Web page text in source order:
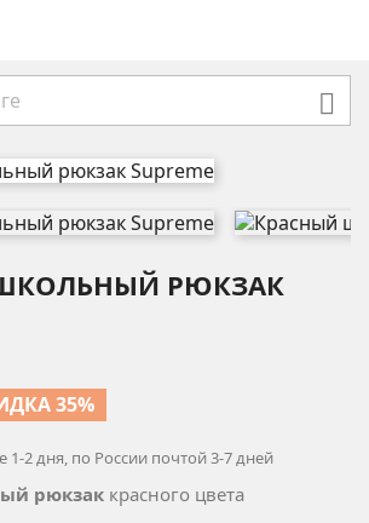

РЮКЗАК
35%
1-2 дня, по России почтой 3-7 дней
рюкзак красного цвета